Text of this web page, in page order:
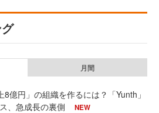
月間
億円」の組織を作るには？「Yunth」
、急成長の裏側
NEW